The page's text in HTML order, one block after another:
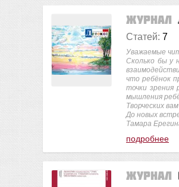
Журнал
Статей: 7
Уважаемые
Сколько бы у
что ребёнок
точки зрения
мышления
Творческих
До новых
Тамара
подробнее
Журнал